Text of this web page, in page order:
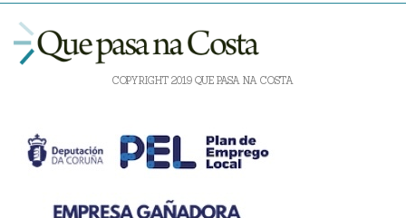
COPYRIGHT 2019 QUE PASA NA COSTA